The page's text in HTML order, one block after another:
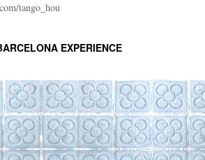
tango_hou
EXPERIENCE